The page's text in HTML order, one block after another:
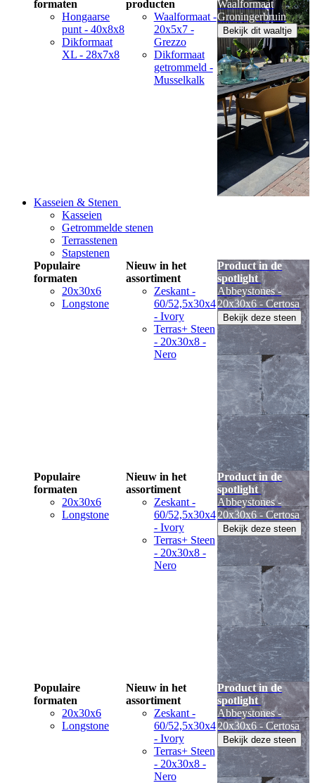
formaten
Hongaarse
punt - 40x8x8
Dikformaat
XL - 28x7x8
producten
Waalformaat -
20x5x7 -
Grezzo
Dikformaat
getrommeld -
Musselkalk
Waalformaat
Groningerbruin
Bekijk dit waaltje
Kasseien & Stenen
Kasseien
Getrommelde stenen
Terrasstenen
Stapstenen
Populaire
formaten
20x30x6
Longstone
Nieuw in het
assortiment
Zeskant -
60/52,5x30x4
- Ivory
Terras+ Steen
- 20x30x8 -
Nero
Product in de
spotlight
Abbeystones -
20x30x6 - Certosa
Bekijk deze steen
Populaire
formaten
20x30x6
Longstone
Nieuw in het
assortiment
Zeskant -
60/52,5x30x4
- Ivory
Terras+ Steen
- 20x30x8 -
Nero
Product in de
spotlight
Abbeystones -
20x30x6 - Certosa
Bekijk deze steen
Populaire
formaten
20x30x6
Longstone
Nieuw in het
assortiment
Zeskant -
60/52,5x30x4
- Ivory
Terras+ Steen
- 20x30x8 -
Nero
Product in de
spotlight
Abbeystones -
20x30x6 - Certosa
Bekijk deze steen